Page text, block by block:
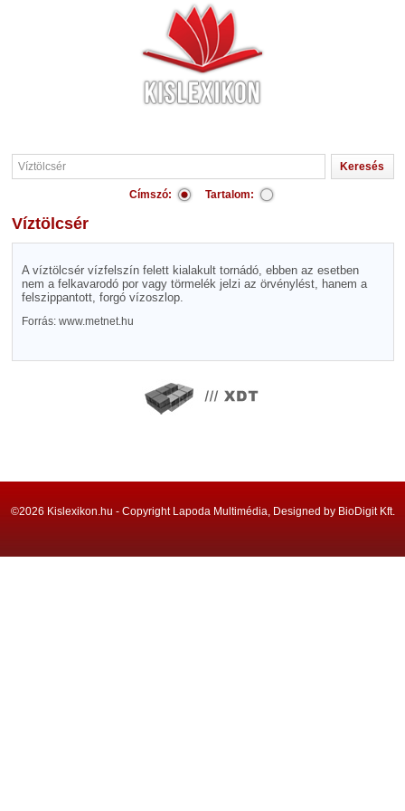
Címszó: Tartalom:
Víztölcsér
A víztölcsér vízfelszín felett kialakult tornádó, ebben az esetben
nem a felkavarodó por vagy törmelék jelzi az örvénylést, hanem a
felszippantott, forgó vízoszlop.
Forrás: www.metnet.hu
©2026 Kislexikon.hu - Copyright Lapoda Multimédia, Designed by BioDigit Kft.